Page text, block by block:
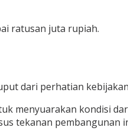
ratusan juta rupiah.
dari perhatian
menyuarakan kondisi
tekanan pembangunan